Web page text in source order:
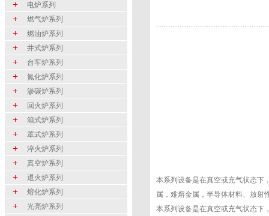
电炉系列
燃气炉系列
燃油炉系列
井式炉系列
台车炉系列
氮化炉系列
渗碳炉系列
回火炉系列
箱式炉系列
罩式炉系列
淬火炉系列
真空炉系列
退火炉系列
熔化炉系列
光亮炉系列
本系列设备是在真空或充气状态下
属，难熔金属，半导体材料、放射
本系列设备是在真空或充气状态下